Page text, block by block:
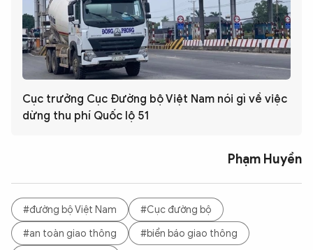
Cục trưởng Cục Đường bộ Việt Nam nói gì về việc
dừng thu phí Quốc lộ 51
Phạm Huyền
#đường bộ Việt Nam
#Cục đường bộ
#an toàn giao thông
#biển báo giao thông